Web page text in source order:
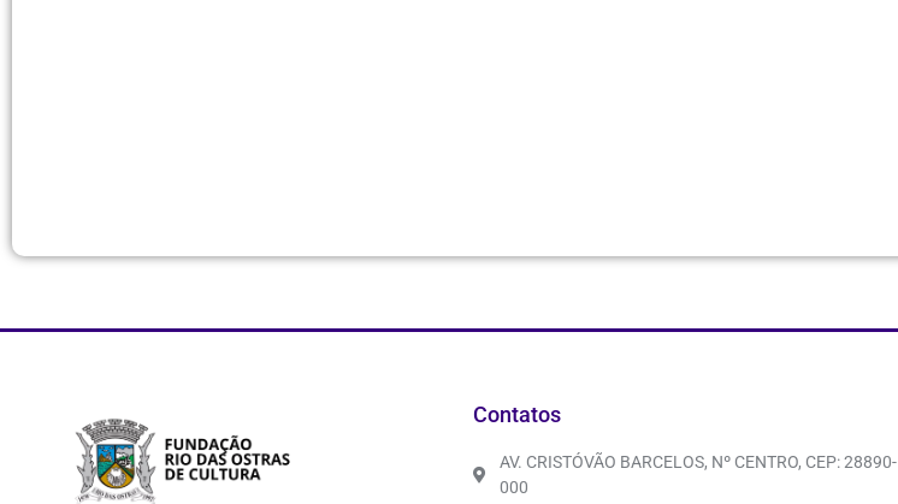
Contatos
AV. CRISTÓVÃO BARCELOS, Nº CENTRO, CEP: 28890-
000